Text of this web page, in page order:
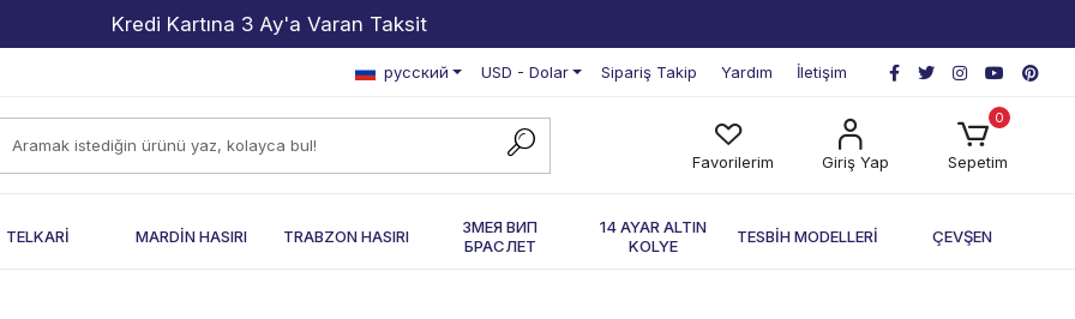
2000 TL ve Üzeri Alışverişlerde Kargo Bedava!
русский USD - Dolar Sipariş Takip Yardım İletişim
Favorilerim Giriş Yap
0
Sepetim
TELKARİ MARDİN HASIRI TRABZON HASIRI
ЗМЕЯ ВИП
БРАСЛЕТ
14 AYAR ALTIN
KOLYE
TESBİH MODELLERİ ÇEVŞEN